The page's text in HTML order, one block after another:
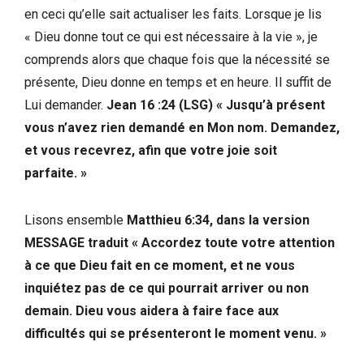
en ceci qu’elle sait actualiser les faits. Lorsque je lis
« Dieu donne tout ce qui est nécessaire à la vie », je
comprends alors que chaque fois que la nécessité se
présente, Dieu donne en temps et en heure. Il suffit de
Lui demander. Jean 16 :24 (LSG) « Jusqu’à présent
vous n’avez rien demandé en Mon nom. Demandez,
et vous recevrez, afin que votre joie soit
parfaite. »
Lisons ensemble Matthieu 6:34, dans la version
MESSAGE traduit « Accordez toute votre attention
à ce que Dieu fait en ce moment, et ne vous
inquiétez pas de ce qui pourrait arriver ou non
demain. Dieu vous aidera à faire face aux
difficultés qui se présenteront le moment venu. »